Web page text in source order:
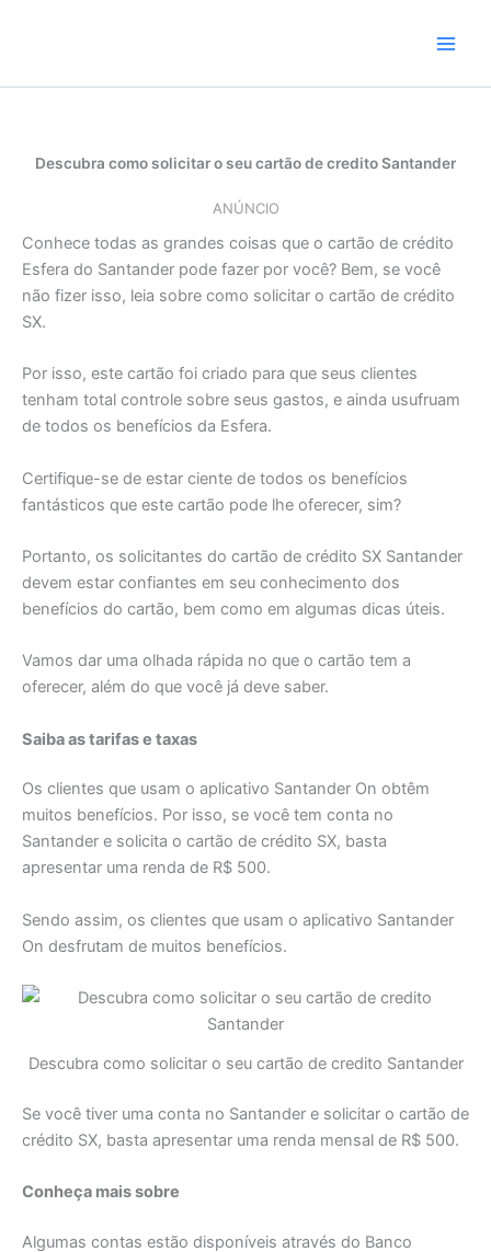
Descubra como solicitar o seu cartão de credito Santander
ANÚNCIO
Conhece todas as grandes coisas que o cartão de crédito
Esfera do Santander pode fazer por você? Bem, se você
não fizer isso, leia sobre como solicitar o cartão de crédito
SX.
Por isso, este cartão foi criado para que seus clientes
tenham total controle sobre seus gastos, e ainda usufruam
de todos os benefícios da Esfera.
Certifique-se de estar ciente de todos os benefícios
fantásticos que este cartão pode lhe oferecer, sim?
Portanto, os solicitantes do cartão de crédito SX Santander
devem estar confiantes em seu conhecimento dos
benefícios do cartão, bem como em algumas dicas úteis.
Vamos dar uma olhada rápida no que o cartão tem a
oferecer, além do que você já deve saber.
Saiba as tarifas e taxas
Os clientes que usam o aplicativo Santander On obtêm
muitos benefícios. Por isso, se você tem conta no
Santander e solicita o cartão de crédito SX, basta
apresentar uma renda de R$ 500.
Sendo assim, os clientes que usam o aplicativo Santander
On desfrutam de muitos benefícios.
Descubra como solicitar o seu cartão de credito Santander
Se você tiver uma conta no Santander e solicitar o cartão de
crédito SX, basta apresentar uma renda mensal de R$ 500.
Conheça mais sobre
Algumas contas estão disponíveis através do Banco